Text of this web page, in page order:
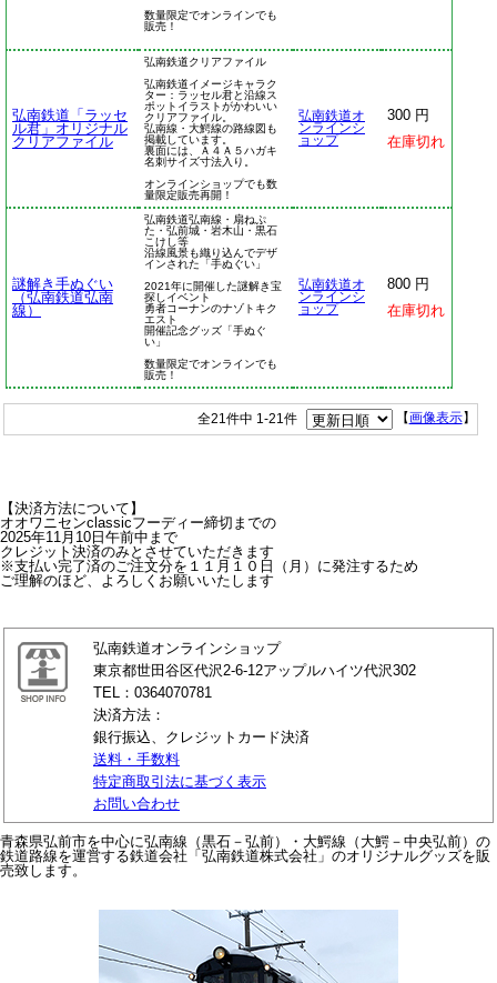
数量限定でオンラインでも
販売！
弘南鉄道「ラッセ
ル君」オリジナル
クリアファイル
弘南鉄道クリアファイル
弘南鉄道イメージキャラク
ター：ラッセル君と沿線ス
ポットイラストがかわいい
クリアファイル。
弘南線・大鰐線の路線図も
掲載しています。
裏面には、Ａ４Ａ５ハガキ
名刺サイズ寸法入り。
オンラインショップでも数
量限定販売再開！
弘南鉄道オ
ンラインシ
ョップ
300 円
在庫切れ
謎解き手ぬぐい
（弘南鉄道弘南
線）
弘南鉄道弘南線・扇ねぷ
た・弘前城・岩木山・黒石
こけし等
沿線風景も織り込んでデザ
インされた「手ぬぐい」
2021年に開催した謎解き宝
探しイベント
勇者コーナンのナゾトキク
エスト
開催記念グッズ「手ぬぐ
い」
数量限定でオンラインでも
販売！
弘南鉄道オ
ンラインシ
ョップ
800 円
在庫切れ
全21件中 1-21件 【 画像表示】
【決済方法について】
オオワニセンclassicフーディー締切までの
2025年11月10日午前中まで
クレジット決済のみとさせていただきます
※支払い完了済のご注文分を１１月１０日（月）に発注するため
ご理解のほど、よろしくお願いいたします
弘南鉄道オンラインショップ
東京都世田谷区代沢2-6-12アップルハイツ代沢302
TEL：0364070781
決済方法：
銀行振込、クレジットカード決済
送料・手数料
特定商取引法に基づく表示
お問い合わせ
青森県弘前市を中心に弘南線（黒石－弘前）・大鰐線（大鰐－中央弘前）の
鉄道路線を運営する鉄道会社「弘南鉄道株式会社」のオリジナルグッズを販
売致します。